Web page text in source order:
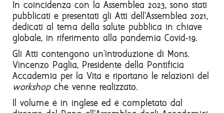
In coincidenza con la Assemblea 2023, sono stati
pubblicati e presentati gli Atti dell'Assemblea 2021,
dedicati al tema della salute pubblica in chiave
globale, in riferimento alla pandemia Covid-19.
Gli Atti contengono un'introduzione di Mons.
Vincenzo Paglia, Presidente della Pontificia
Accademia per la Vita e riportano le relazioni del
workshopche venne realizzato.
Il volume è in inglese ed è completato dal